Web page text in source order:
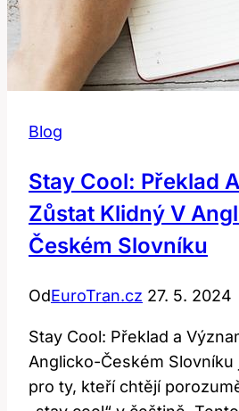
Blog
Stay Cool: Překlad
Zůstat Klidný V
Českém Slovníku
OdEuroTran.cz 27. 5. 2024
Stay Cool: Překlad a
Anglicko-Českém
pro ty, kteří chtějí